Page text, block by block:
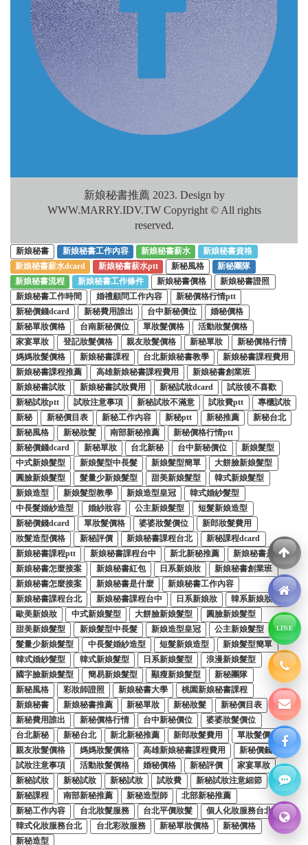
新娘秘書推薦 2023. Design by
WWW.MARRY.IDV.TW Copyright © All rights
reserved.
新娘秘書 新娘秘書工作內容 新娘秘書薪水
新娘秘書資格
新娘秘書薪水dcard
新娘秘書薪水ptt 新秘風格
新秘團隊
新娘秘書流程
新娘秘書工作條件 新娘秘書價格
新娘秘書證照
新娘秘書工作時間
婚禮顧問工作內容
新秘價格行情ptt
新秘價錢dcard
新秘費用誰出 台中新秘價位
婚秘價格
新秘單妝價格
台南新秘價位 單妝髮價格
活動妝髮價格
家宴單妝
登記妝髮價格 親友妝髮價格 新秘單妝
新秘價格行情
媽媽妝髮價格
新娘秘書課程 台北新娘秘書教學
新娘秘書課程費用
新娘秘書課程推薦
高雄新娘秘書課程費用
新娘秘書創業班
新娘秘書試妝
新娘秘書試妝費用 新秘試妝dcard
試妝後不喜歡
新秘試妝ptt
試妝注意事項 新秘試妝不滿意 試妝費ptt
專櫃試妝
新秘
新秘價目表 新秘工作內容 新秘ptt 新秘推薦
新秘台北
新秘風格
新秘妝髮 南部新秘推薦
新秘價格行情ptt
新秘價錢dcard
新秘單妝 台北新秘 台中新秘價位
新娘髮型
中式新娘髮型
新娘髮型中長髮 新娘髮型簡單
大餅臉新娘髮型
圓臉新娘髮型
髮量少新娘髮型 甜美新娘髮型
韓式新娘髮型
新娘造型
新娘髮型教學 新娘造型皇冠
韓式婚紗髮型
中長髮婚紗造型
婚紗妝容 公主新娘髮型
短髮新娘造型
新秘價錢dcard
單妝髮價格 婆婆妝髮價位
新郎妝髮費用
妝髮造型價格
新秘評價 新娘秘書課程台北
新秘課程dcard
新娘秘書課程ptt
新娘秘書課程台中 新北新秘推薦
新娘秘書是什麼
新娘秘書怎麼接案
新娘秘書紅包 日系新娘妝
新娘秘書創業班
新娘秘書怎麼接案
新娘秘書是什麼
新娘秘書工作內容
新娘秘書課程台北
新娘秘書課程台中 日系新娘妝
韓系新娘妝髮
歐美新娘妝
中式新娘髮型 大餅臉新娘髮型
圓臉新娘髮型
甜美新娘髮型
新娘髮型中長髮 新娘造型皇冠
公主新娘髮型
髮量少新娘髮型
中長髮婚紗造型 短髮新娘造型
新娘髮型簡單
韓式婚紗髮型
韓式新娘髮型 日系新娘髮型
浪漫新娘髮型
國字臉新娘髮型
簡易新娘髮型 顯瘦新娘髮型
新秘團隊
新秘風格
彩妝師證照 新娘秘書大學
桃園新娘秘書課程
新娘秘書
新娘秘書推薦 新秘單妝 新秘妝髮
新秘價目表
新秘費用誰出
新秘價格行情 台中新秘價位
婆婆妝髮價位
台北新秘
新秘台北 新北新秘推薦 新郎妝髮費用
單妝髮價格
親友妝髮價格
媽媽妝髮價格 高雄新娘秘書課程費用
新秘價錢
試妝注意事項
活動妝髮價格 婚秘價格 新秘評價
家宴單妝
新秘試妝
新秘試妝 新秘試妝 試妝費
新秘試妝注意細節
新秘課程
南部新秘推薦 新秘造型師
北部新秘推薦
新秘工作內容
台北妝髮服務 台北平價妝髮
個人化妝服務台北
韓式化妝服務台北
台北彩妝服務 新秘單妝價格
新秘價格
新秘造型
LINE